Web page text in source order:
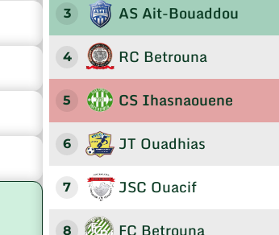
3 AS Ait-Bouaddou
4 RC Betrouna
5 CS Ihasnaouene
6 JT Ouadhias
7 JSC Ouacif
8